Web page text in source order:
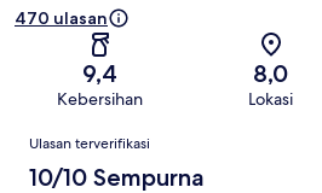
470 ulasan
9,4
Kebersihan
8,0
Lokasi
Ulasan
Ulasan terverifikasi
10/10 Sempurna